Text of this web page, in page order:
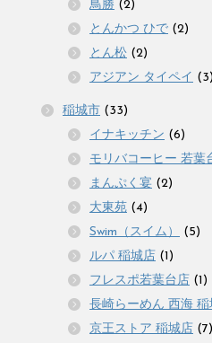
鳥勝 (2)
とんかつ ひで (2)
とん松 (2)
アジアン タイペイ (3)
稲城市 (33)
イナキッチン (6)
モリバコーヒー 若葉
まんぷく宴 (2)
大東苑 (4)
Swim（スイム）
(5)
ルパ 稲城店 (1)
フレスポ若葉台店 (1)
長崎らーめん 西海
京王ストア 稲城店 (7)